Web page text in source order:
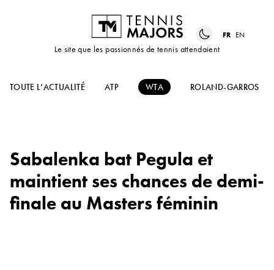
Le site que les passionnés de tennis attendaient
FR EN
TOUTE L’ACTUALITÉ ATP WTA ROLAND-GARROS
Sabalenka bat Pegula et
maintient ses chances de demi-
finale au Masters féminin